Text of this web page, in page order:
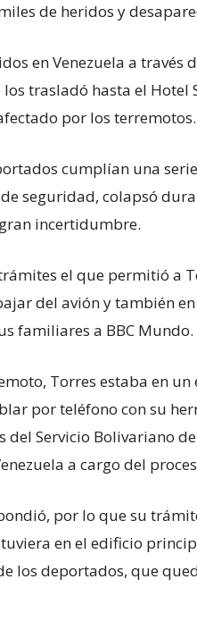
de heridos y
en Venezuela a
trasladó hasta el
por los terremotos.
cumplían una
seguridad, colapsó
incertidumbre.
el que permitió a
del avión y también
familiares a BBC Mundo.
Torres estaba en
por teléfono con su
del Servicio Bolivariano
a cargo del
por lo que su
en el edificio
los deportados, que